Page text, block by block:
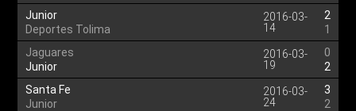
Junior
Deportes Tolima
2016-03-
14
2
1
Jaguares
Junior
2016-03-
19
0
2
Santa Fe
Junior
2016-03-
24
3
2